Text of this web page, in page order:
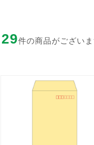
29件の商品がござい